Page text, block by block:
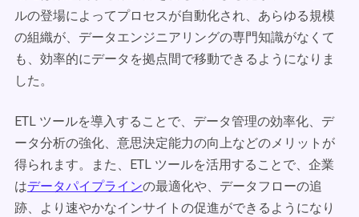
ルの登場によってプロセスが自動化され、あらゆる規模
の組織が、データエンジニアリングの専門知識がなくて
も、効率的にデータを拠点間で移動できるようになりま
した。
ETL ツールを導入することで、データ管理の効率化、デ
ータ分析の強化、意思決定能力の向上などのメリットが
得られます。また、ETL ツールを活用することで、企業
はデータパイプラインの最適化や、データフローの追
跡、より速やかなインサイトの促進ができるようになり